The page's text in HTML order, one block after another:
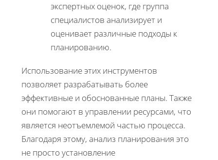
экспертных оценок, где группа
специалистов анализирует и
оценивает различные подходы к
планированию.
Использование этих инструментов
позволяет разрабатывать более
эффективные и обоснованные планы. Также
они помогают в управлении ресурсами, что
является неотъемлемой частью процесса.
Благодаря этому, анализ планирования это
не просто установление